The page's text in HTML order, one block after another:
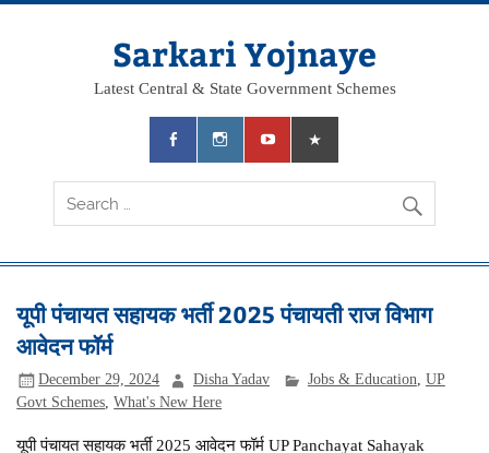
Skip
Sarkari Yojnaye
Latest Central & State Government Schemes
यूपी पंचायत सहायक भर्ती 2025 पंचायती राज विभाग
आवेदन फॉर्म
December 29, 2024 Disha Yadav Jobs & Education UP
Govt Schemes ,What's New Here
यूपी पंचायत सहायक भर्ती 2025 आवेदन फॉर्म UP Panchayat Sahayak